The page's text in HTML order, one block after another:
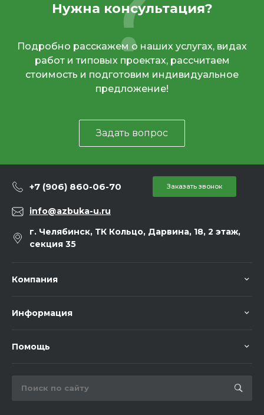
Нужна консультация?
Подробно расскажем о наших услугах, видах
работ и типовых проектах, рассчитаем
стоимость и подготовим индивидуальное
предложение!
Задать вопрос
+7 (906) 860-06-70 Заказать звонок
info@azbuka-u.ru
г. Челябинск, ТК Кольцо, Дарвина, 18, 2 этаж,
секция 35
Компания
Информация
Помощь